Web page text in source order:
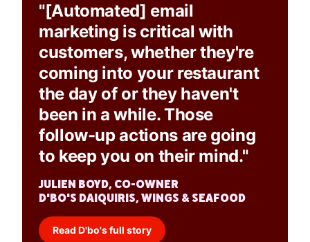
"[Automated] email
marketing is critical with
customers, whether they're
coming into your restaurant
the day of or they haven't
been in a while. Those
follow-up actions are going
to keep you on their mind."
JULIEN BOYD, CO-OWNER
D'BO'S DAIQUIRIS, WINGS & SEAFOOD
Read D'bo's full story